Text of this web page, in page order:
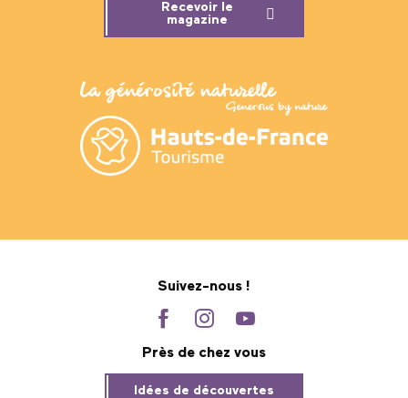
Recevoir le
magazine
Suivez-nous !
Près de chez vous
Idées de découvertes